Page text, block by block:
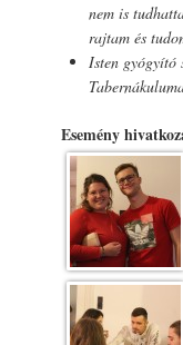
nem is
rajtam és
Isten gyógyító
Esemény